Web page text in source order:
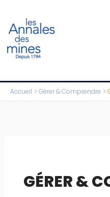
contenu
Accueil Gérer & Comprendre
GÉRER &